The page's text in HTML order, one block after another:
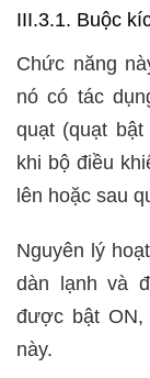
III.3.1. Buộc
Chức năng
nó có tác
quạt (quạt
khi bộ điều
lên hoặc sau
Nguyên lý
dàn lạnh và
được bật
này.